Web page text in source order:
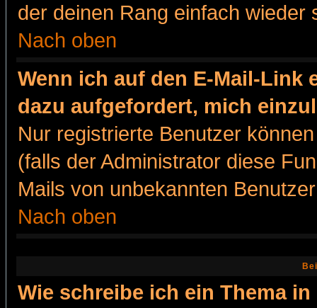
der deinen Rang einfach wieder
Nach oben
Wenn ich auf den E-Mail-Link
dazu aufgefordert, mich
Nur registrierte Benutzer
(falls der Administrator diese
Mails von unbekannten
Nach oben
Wie schreibe ich ein Thema